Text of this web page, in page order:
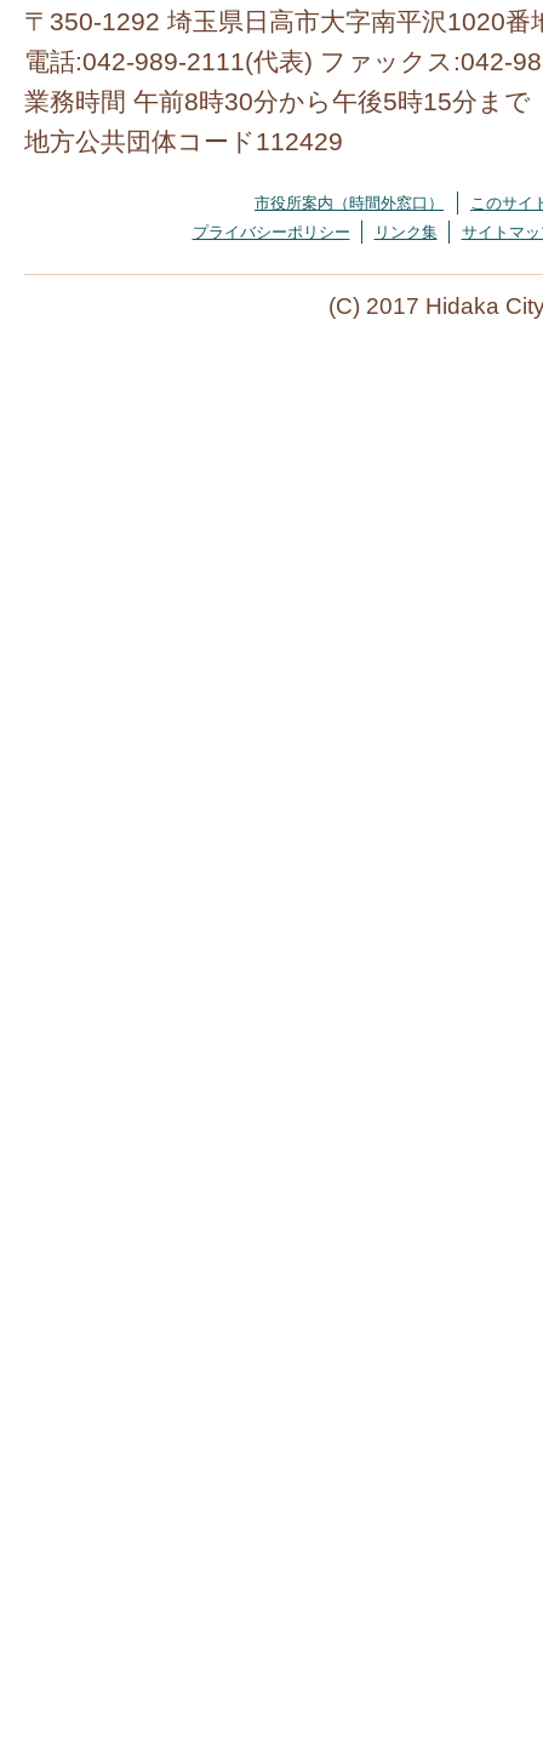
〒350-1292 埼玉県日高市大字南平沢1020番
電話:042-989-2111(代表) ファックス:042-
業務時間 午前8時30分から午後5時15分まで
地方公共団体コード112429
市役所案内（時間外窓口）
このサイ
プライバシーポリシー
リンク集 サイトマッ
(C) 2017 Hidaka